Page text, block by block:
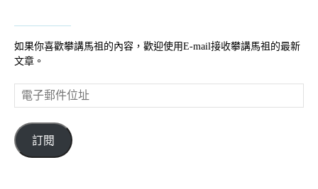
如果你喜歡攀講馬祖的內容，歡迎使用E-mail接收攀講馬祖的最新
文章。
電
子
件
位
訂閱